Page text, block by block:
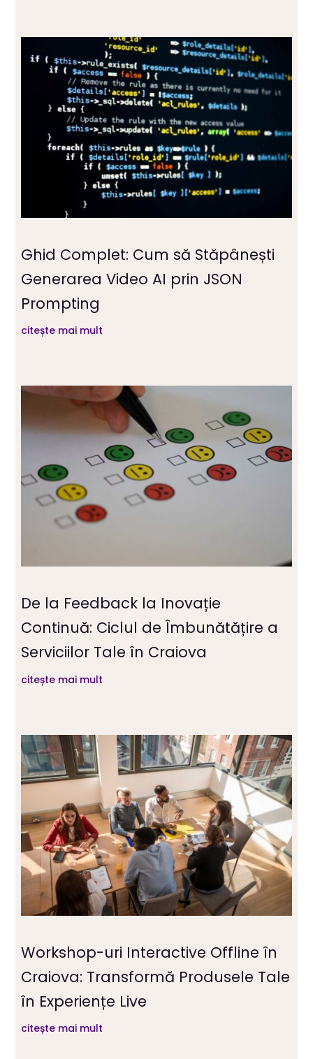
Ghid Complet: Cum să Stăpânești
Generarea Video AI prin JSON
Prompting
citește mai mult
De la Feedback la Inovație
Continuă: Ciclul de Îmbunătățire a
Serviciilor Tale în Craiova
citește mai mult
Workshop-uri Interactive Offline în
Craiova: Transformă Produsele Tale
în Experiențe Live
citește mai mult